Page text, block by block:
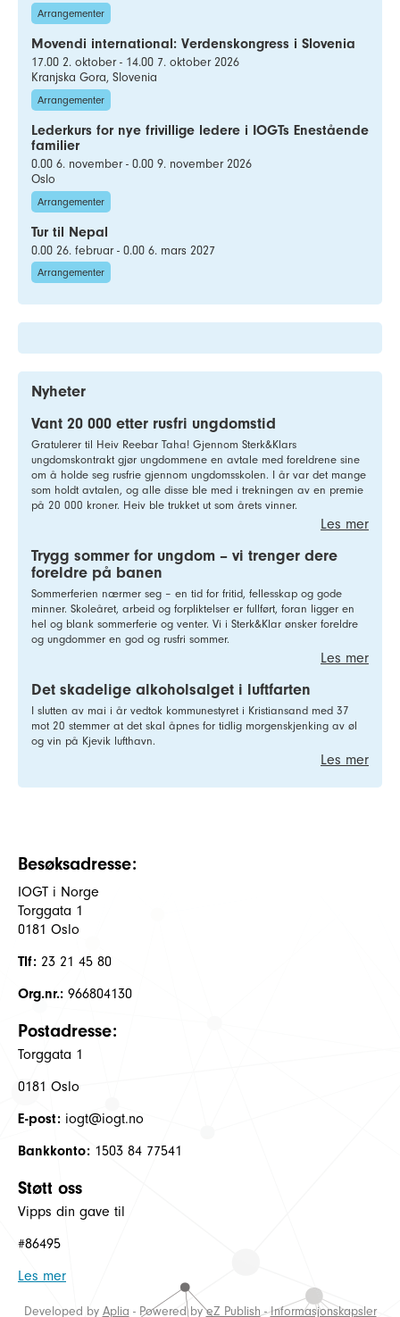
Arrangementer
Movendi international: Verdenskongress i Slovenia
17.00 2. oktober - 14.00 7. oktober 2026
Kranjska Gora, Slovenia
Arrangementer
Lederkurs for nye frivillige ledere i IOGTs Enestående
familier
0.00 6. november - 0.00 9. november 2026
Oslo
Arrangementer
Tur til Nepal
0.00 26. februar - 0.00 6. mars 2027
Arrangementer
Nyheter
Vant 20 000 etter rusfri ungdomstid
Gratulerer til Heiv Reebar Taha! Gjennom Sterk&Klars
ungdomskontrakt gjør ungdommene en avtale med foreldrene sine
om å holde seg rusfrie gjennom ungdomsskolen. I år var det mange
som holdt avtalen, og alle disse ble med i trekningen av en premie
på 20 000 kroner. Heiv ble trukket ut som årets vinner.
Les mer
Trygg sommer for ungdom – vi trenger dere
foreldre på banen
Sommerferien nærmer seg – en tid for fritid, fellesskap og gode
minner. Skoleåret, arbeid og forpliktelser er fullført, foran ligger en
hel og blank sommerferie og venter. Vi i Sterk&Klar ønsker foreldre
og ungdommer en god og rusfri sommer.
Les mer
Det skadelige alkoholsalget i luftfarten
I slutten av mai i år vedtok kommunestyret i Kristiansand med 37
mot 20 stemmer at det skal åpnes for tidlig morgenskjenking av øl
og vin på Kjevik lufthavn.
Les mer
Besøksadresse:
IOGT i Norge
Torggata 1
0181 Oslo
Tlf: 23 21 45 80
Org.nr.: 966804130
Postadresse:
Torggata 1
0181 Oslo
E-post: iogt@iogt.no
Bankkonto: 1503 84 77541
Støtt oss
Vipps din gave til
#86495
Les mer
Developed by Aplia - Powered byeZ Publish-Informasjonskapsler